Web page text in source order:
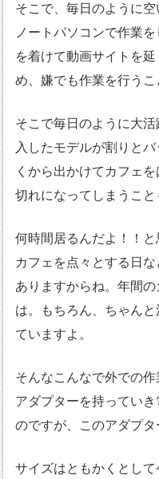
そこで、毎日のように
ノートパソコンで作業
を着けて動画サイトを
め、嫌でも作業を行うこ
そこで毎日のように大
入したモデルが割りと
くから出かけてカフェ
切れになってしまうこと
何時間居るんだよ！！
カフェを点々とする日
ありますからね。年間
は。もちろん、ちゃん
ていますよ。
そんなこんなで外での
アダプターを持ってい
のですが、このアダプタ
サイズはともかくとして